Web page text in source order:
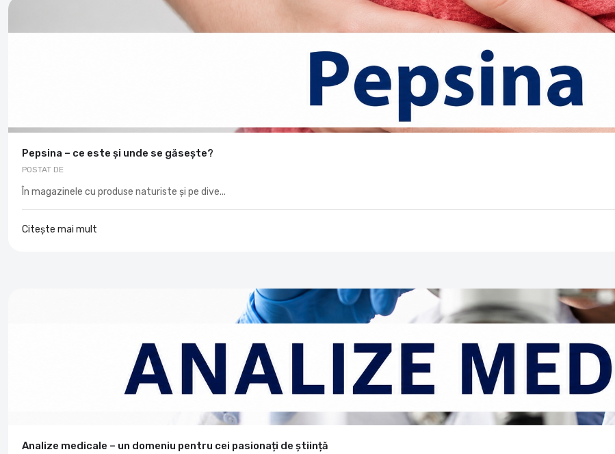
Pepsina – ce este și unde se găsește?
POSTAT DE
În magazinele cu produse naturiste și pe dive...
Citește mai mult
Analize medicale – un domeniu pentru cei pasionați de știință